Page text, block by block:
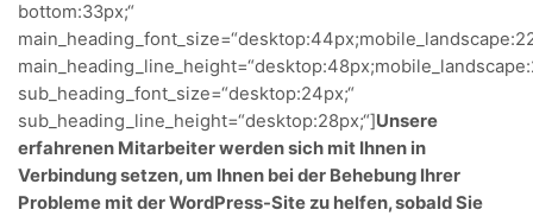
bottom:33px;“
sub_heading_font_size=“desktop:24px;“
sub_heading_line_height=“desktop:28px;“]Unsere
erfahrenen Mitarbeiter werden sich mit Ihnen in
Verbindung setzen, um Ihnen bei der Behebung Ihrer
Probleme mit der WordPress-Site zu helfen, sobald Sie